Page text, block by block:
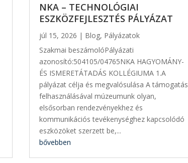
NKA – TECHNOLÓGIAI
ESZKÖZFEJLESZTÉS PÁLYÁZAT
júl 15, 2026 | Blog, Pályázatok
Szakmai beszámolóPályázati
azonosító:504105/04765NKA HAGYOMÁNY-
ÉS ISMERETÁTADÁS KOLLÉGIUMA 1.A
pályázat célja és megvalósulása A támogatás
felhasználásával múzeumunk olyan,
elsősorban rendezvényekhez és
kommunikációs tevékenységhez kapcsolódó
eszközöket szerzett be,...
bővebben